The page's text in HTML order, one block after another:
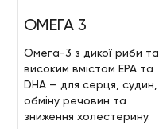
ОМЕГА 3
Омега-3 з дикої риби та
високим вмістом EPA та
DHA — для серця, судин,
обміну речовин та
зниження холестерину.